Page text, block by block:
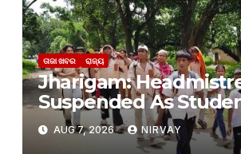
ତାଜା ଖବର ରାଜ୍ୟ
Jharigam:
Suspended As
Leave Hostel Citing
Facilities
AUG 7, 2026 NIRVAY